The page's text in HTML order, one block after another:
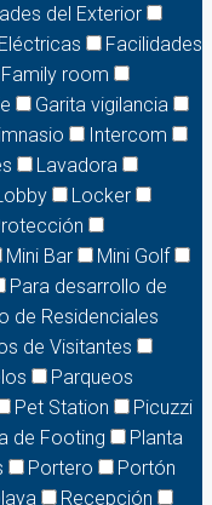
del Exterior
Facilidades
Family room
Garita vigilancia
Intercom
Lavadora
Locker
Mini Bar
Mini Golf
Para desarrollo de
de Residenciales
de Visitantes
Parqueos
Pet Station
Picuzzi
de Footing
Planta
Portero
Portón
Recepción